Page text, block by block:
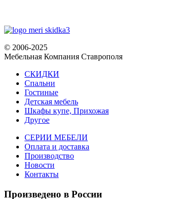
© 2006-2025
Мебельная Компания Ставрополя
СКИДКИ
Спальни
Гостиные
Детская мебель
Шкафы купе, Прихожая
Другое
СЕРИИ МЕБЕЛИ
Оплата и доставка
Производство
Новости
Контакты
Произведено в России